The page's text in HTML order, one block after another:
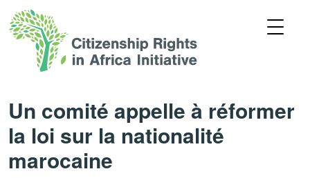
Un comité appelle à réformer
la loi sur la nationalité
marocaine